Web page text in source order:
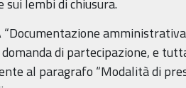
lembi di chiusura.
di partecipazione, e
al paragrafo “Modalità di